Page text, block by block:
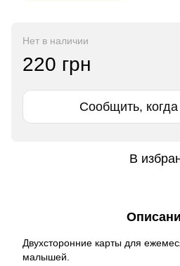
Нет в наличии
220 грн
Сообщить, когда
В
Двухсторонние карты для
малышей.